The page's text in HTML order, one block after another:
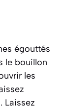
égouttés
le bouillon
les
Laissez